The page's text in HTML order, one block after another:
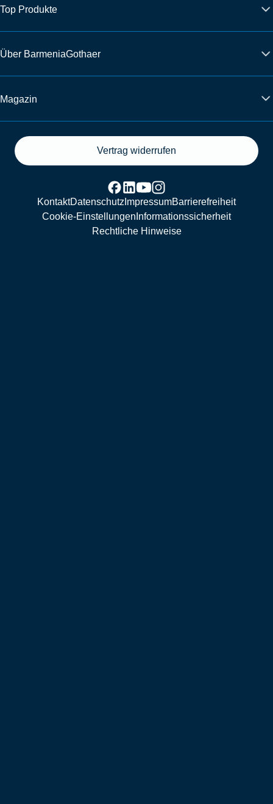
Top Produkte
Über BarmeniaGothaer
Magazin
Vertrag widerrufen
KontaktDatenschutz ImpressumBarrierefreiheit
Cookie-Einstellungen Informationssicherheit
Rechtliche Hinweise